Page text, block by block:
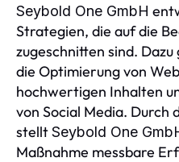
Seybold One GmbH
Strategien, die auf die
zugeschnitten sind.
die Optimierung von
hochwertigen Inhalten
von Social Media. Durch
stelltSeybold One
Maßnahme messbare